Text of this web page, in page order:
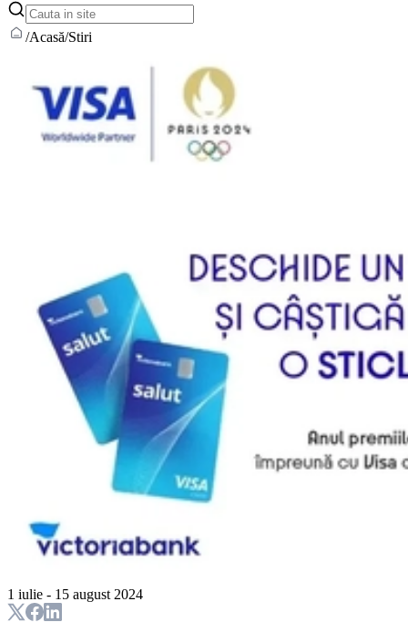
/Acasă/Stiri
1 iulie - 15 august 2024